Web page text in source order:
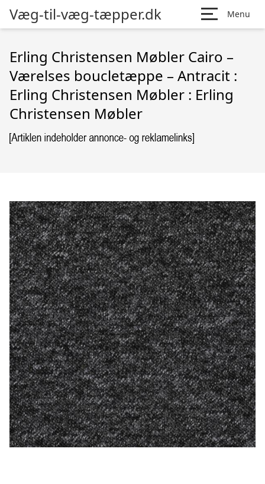
Væg-til-væg-tæpper.dk Menu
Erling Christensen Møbler Cairo –
Værelses boucletæppe – Antracit :
Erling Christensen Møbler : Erling
Christensen Møbler